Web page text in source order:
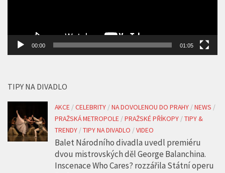
00:00 01:05
TIPY NA DIVADLO
AKCE /CELEBRITY /NA DOVOLENOU DO PRAHY /NEWS /
PRAŽSKÁ METROPOLE /PRAŽSKÉ PŘÍKOPY /TIPY &
TRENDY /TIPY NA DIVADLO /VIDEO
Balet Národního divadla uvedl premiéru
dvou mistrovských děl George Balanchina.
Inscenace Who Cares? rozzářila Státní operu